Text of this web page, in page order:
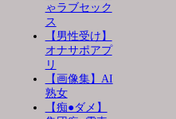
ゃラブセック
ス
【男性受け】
オナサポアプ
リ
【画像集】AI
熟女
【痴●ダメ】